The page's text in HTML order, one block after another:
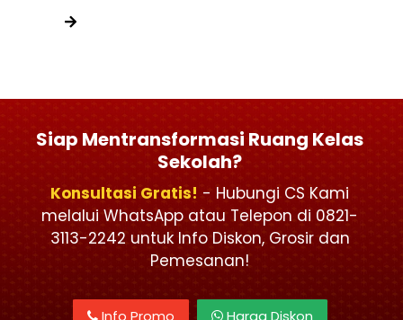
Siap Mentransformasi Ruang Kelas
Sekolah?
Konsultasi Gratis! - Hubungi CS Kami
melalui WhatsApp atau Telepon di 0821-
3113-2242 untuk Info Diskon, Grosir dan
Pemesanan!
Info Promo Harga Diskon